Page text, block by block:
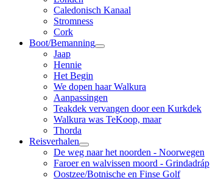
Caledonisch Kanaal
Stromness
Cork
Boot/Bemanning
Jaap
Hennie
Het Begin
We dopen haar Walkura
Aanpassingen
Teakdek vervangen door een Kurkdek
Walkura was TeKoop, maar
Thorda
Reisverhalen
De weg naar het noorden - Noorwegen
Faroer en walvissen moord - Grindadráp
Oostzee/Botnische en Finse Golf